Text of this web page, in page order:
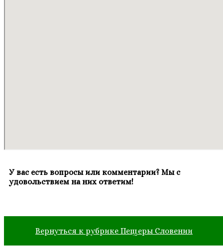
У вас есть вопросы или комментарии? Мы с
удовольствием на них ответим!
Вернуться к рубрике Пещеры Словении